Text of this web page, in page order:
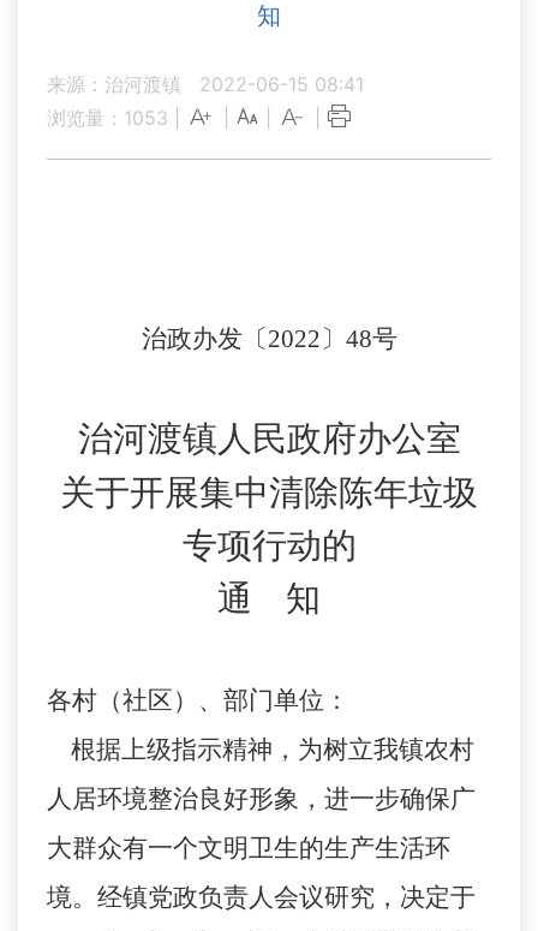
知
来源：治河渡镇
2022-06-15 08:41
浏览量： 1053
治政办发〔2022〕 48号
治河渡镇人民政府办公室
关于开展集中清除陈年垃圾
专项行动的
通
知
各村（社区）、 部门单位 ：
根据上级指示精神，为树立我镇农村
人居环境整治良好形象，进一步确保广
大群众有一个文明卫生的生产生活环
境。经镇党政负责人会议研究，决定于